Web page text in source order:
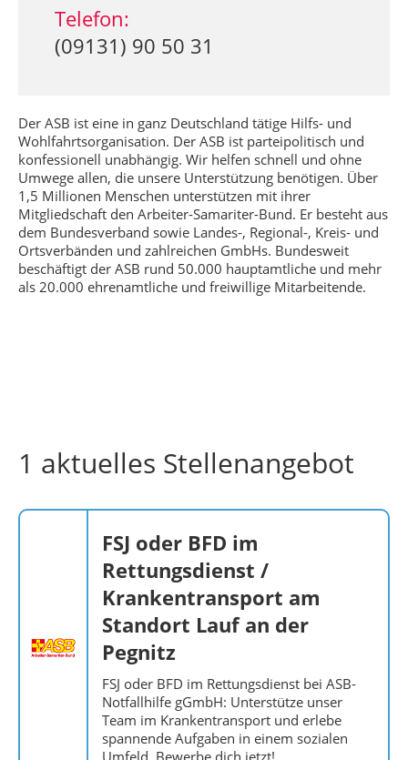
Der ASB ist eine in ganz Deutschland tätige Hilfs- und
Wohlfahrtsorganisation. Der ASB ist parteipolitisch und
konfessionell unabhängig. Wir helfen schnell und ohne
Umwege allen, die unsere Unterstützung benötigen. Über
1,5 Millionen Menschen unterstützen mit ihrer
Mitgliedschaft den Arbeiter-Samariter-Bund. Er besteht aus
dem Bundesverband sowie Landes-, Regional-, Kreis- und
Ortsverbänden und zahlreichen GmbHs. Bundesweit
beschäftigt der ASB rund 50.000 hauptamtliche und mehr
als 20.000 ehrenamtliche und freiwillige Mitarbeitende.
Telefon:
(09131) 90 50 31
1 aktuelles Stellenangebot
FSJ oder BFD im
Rettungsdienst /
Krankentransport am
Standort Lauf an der
Pegnitz
FSJ oder BFD im Rettungsdienst bei ASB-
Notfallhilfe gGmbH: Unterstütze unser
Team im Krankentransport und erlebe
spannende Aufgaben in einem sozialen
Umfeld. Bewerbe dich jetzt!